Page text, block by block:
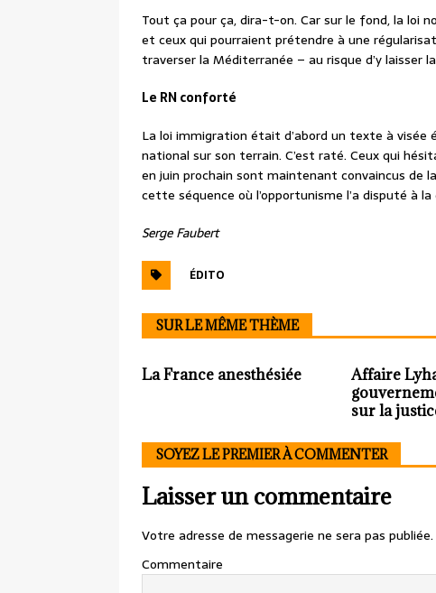
Tout ça pour ça, dira-t-on. Car sur le fond, la loi
et ceux qui pourraient prétendre à une
traverser la Méditerranée – au risque d’y laisser
Le RN conforté
La loi immigration était d’abord un texte à visée
national sur son terrain. C’est raté. Ceux qui
en juin prochain sont maintenant convaincus de
cette séquence où l’opportunisme l’a disputé à la
Serge Faubert
ÉDITO
SUR LE MÊME THÈME
La France anesthésiée
Affaire
sur la
SOYEZ LE PREMIER À COMMENTER
Laisser un commentaire
Votre adresse de messagerie ne sera pas publiée.
Commentaire